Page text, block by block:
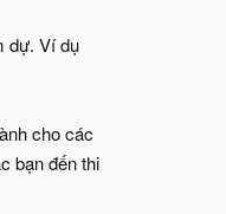
dự. Ví dụ
cho các
bạn đến thi